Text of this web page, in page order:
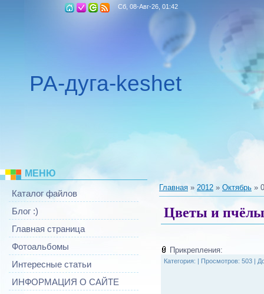
Сб, 08-Авг-26, 01:42
РА-дуга-keshet
МЕНЮ
Каталог файлов
Блог :)
Главная страница
Фотоальбомы
Интересные статьи
ИНФОРМАЦИЯ О САЙТЕ
Главная » 2012 » Октябрь »
Цветы и пчёлы
Прикрепления:
Категория: Просмотров: 503 |